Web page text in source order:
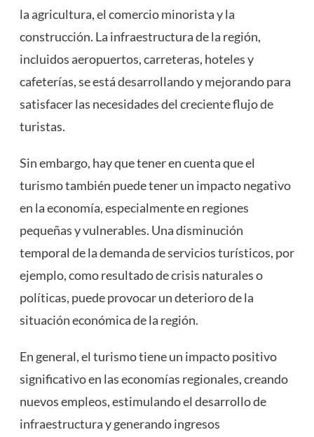
la agricultura, el comercio minorista y la
construcción. La infraestructura de la región,
incluidos aeropuertos, carreteras, hoteles y
cafeterías, se está desarrollando y mejorando para
satisfacer las necesidades del creciente flujo de
turistas.
Sin embargo, hay que tener en cuenta que el
turismo también puede tener un impacto negativo
en la economía, especialmente en regiones
pequeñas y vulnerables. Una disminución
temporal de la demanda de servicios turísticos, por
ejemplo, como resultado de crisis naturales o
políticas, puede provocar un deterioro de la
situación económica de la región.
En general, el turismo tiene un impacto positivo
significativo en las economías regionales, creando
nuevos empleos, estimulando el desarrollo de
infraestructura y generando ingresos